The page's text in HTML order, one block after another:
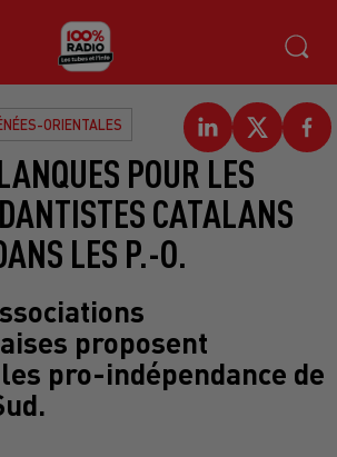
ORIENTALES
POUR LES
CATALANS
LES P.-O.
proposent
pro-indépendance de